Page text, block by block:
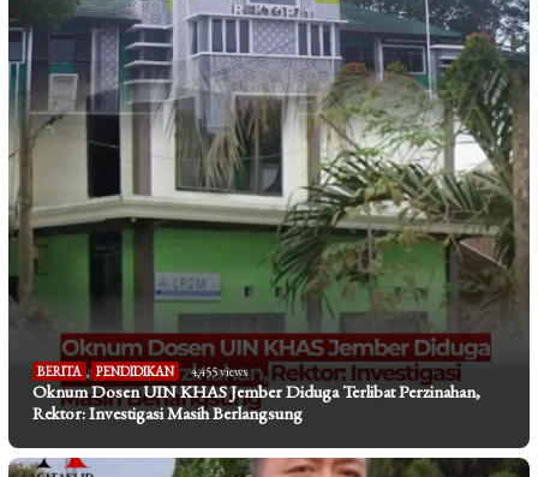
BERITA , PENDIDIKAN 4,455 views
Oknum Dosen UIN KHAS Jember Diduga Terlibat Perzinahan,
Rektor: Investigasi Masih Berlangsung